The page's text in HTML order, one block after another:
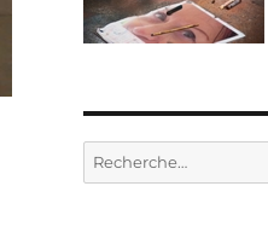
Recherche
pour :